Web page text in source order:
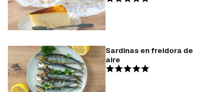
Sardinas en freidora de
aire